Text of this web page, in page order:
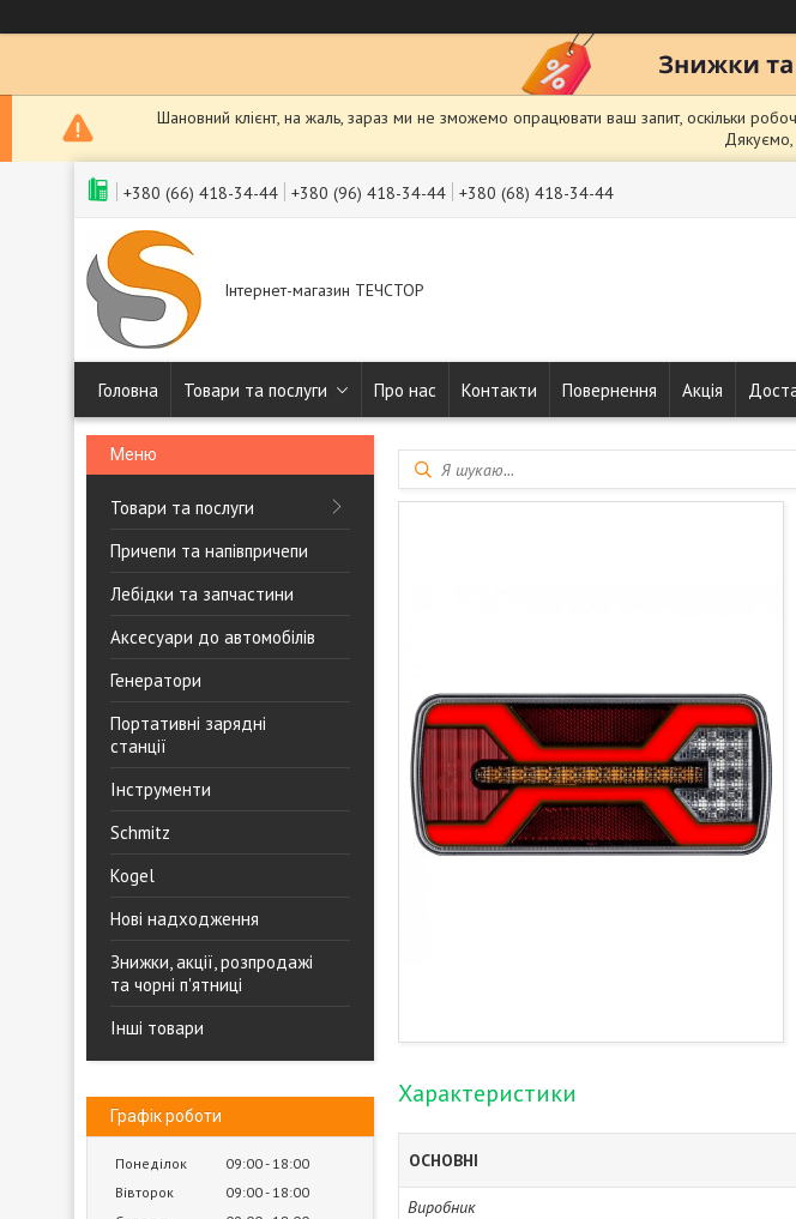
Шановний клієнт, на жаль, зараз ми не зможемо опрацювати ваш запит, оскільки
+380 (66) 418-34-44 +380 (96) 418-34-44 +380 (68) 418-34-44
Інтернет-магазин ТЕЧСТОР
Головна Товари та послуги Про нас Контакти Повернення Акція
Товари та послуги
Причепи та напівпричепи
Лебідки та запчастини
Аксесуари до автомобілів
Генератори
Портативні зарядні
станції
Інструменти
Schmitz
Kogel
Нові надходження
Знижки, акції, розпродажі
та чорні п'ятниці
Інші товари
Графік роботи
Понеділок 09:00 18:00
Вівторок
09:00 18:00
Характеристики
ОСНОВНІ
Виробник